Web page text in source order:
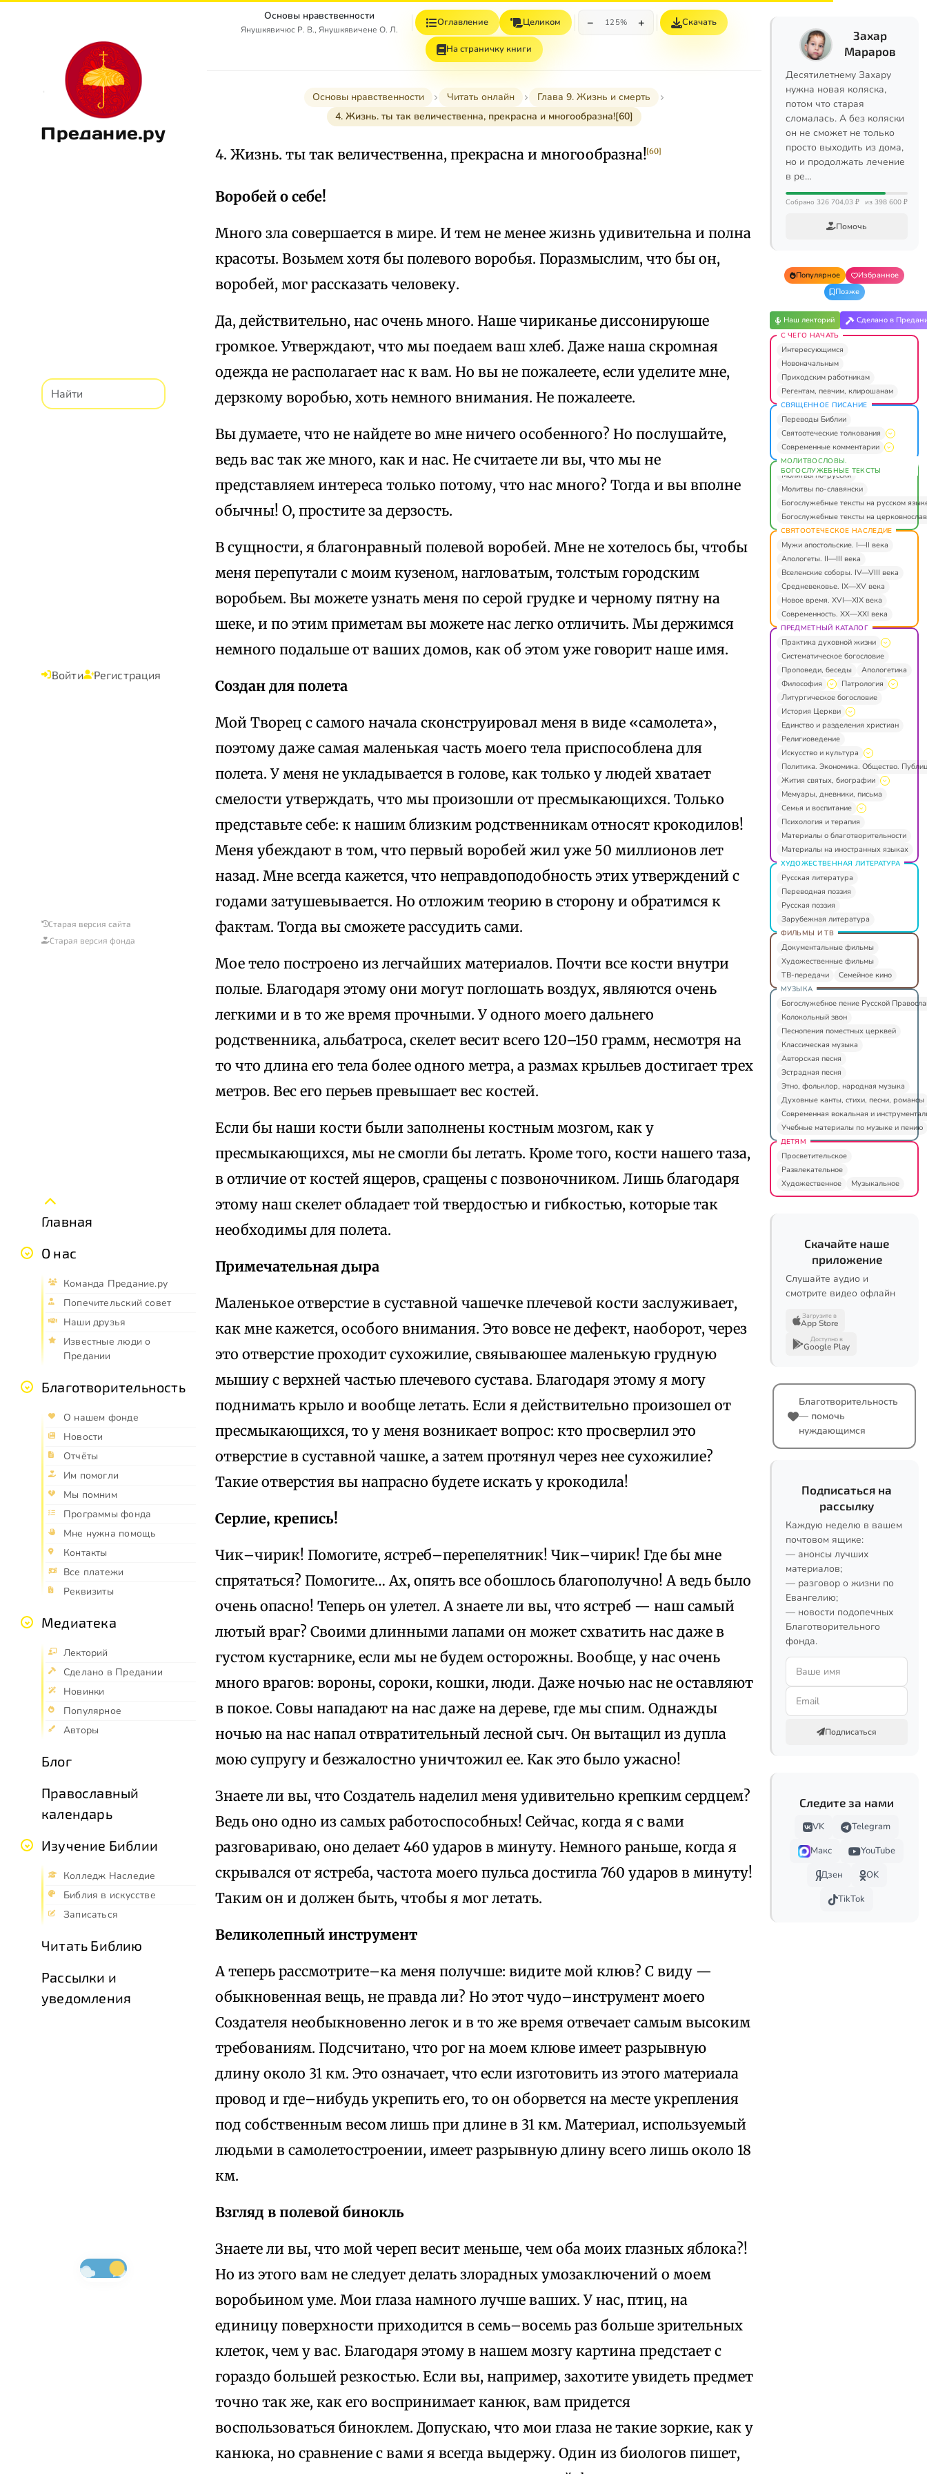
Предание.ру
Войти Регистрация
Старая версия сайта
Старая версия фонда
Главная
О нас
Команда Предание.ру
Попечительский совет
Наши друзья
Известные люди о
Предании
Благотворительность
О нашем фонде
Новости
Отчёты
Им помогли
Мы помним
Программы фонда
Мне нужна помощь
Контакты
Все платежи
Реквизиты
Медиатека
Лекторий
Сделано в Предании
Новинки
Популярное
Авторы
Блог
Православный
календарь
Изучение Библии
Колледж Наследие
Библия в искусстве
Записаться
Читать Библию
Рассылки и
уведомления
Основы нравственности
Янушкявичюс Р. В., Янушкявичене О. Л.
Оглавление Целиком − 125% + Скачать
На страничку книги
Основы нравственности Читать онлайн
Глава 9. Жизнь и смерть
4. Жизнь. ты так величественна, прекрасна и многообразна![60]
4. Жизнь. ты так величественна, прекрасна и многообразна![60]
Воробей о себе!
Много зла совершается в мире. И тем не менее жизнь удивительна и полна
красоты. Возьмем хотя бы полевого воробья. Поразмыслим, что бы он,
воробей, мог рассказать человеку.
Да, действительно, нас очень много. Наше чириканье диссонируюше
громкое. Утверждают, что мы поедаем ваш хлеб. Даже наша скромная
одежда не располагает нас к вам. Но вы не пожалеете, если уделите мне,
дерзкому воробью, хоть немного внимания. Не пожалеете.
Вы думаете, что не найдете во мне ничего особенного? Но послушайте,
ведь вас так же много, как и нас. Не считаете ли вы, что мы не
представляем интереса только потому, что нас много? Тогда и вы вполне
обычны! О, простите за дерзость.
В сущности, я благонравный полевой воробей. Мне не хотелось бы, чтобы
меня перепутали с моим кузеном, нагловатым, толстым городским
воробьем. Вы можете узнать меня по серой грудке и черному пятну на
шеке, и по этим приметам вы можете нас легко отличить. Мы держимся
немного подальше от ваших домов, как об этом уже говорит наше имя.
Создан для полета
Мой Творец с самого начала сконструировал меня в виде «самолета»,
поэтому даже самая маленькая часть моего тела приспособлена для
полета. У меня не укладывается в голове, как только у людей хватает
смелости утверждать, что мы произошли от пресмыкающихся. Только
представьте себе: к нашим близким родственникам относят крокодилов!
Меня убеждают в том, что первый воробей жил уже 50 миллионов лет
назад. Мне всегда кажется, что неправдоподобность этих утверждений с
годами затушевывается. Но отложим теорию в сторону и обратимся к
фактам. Тогда вы сможете рассудить сами.
Мое тело построено из легчайших материалов. Почти все кости внутри
полые. Благодаря этому они могут поглошать воздух, являются очень
легкими и в то же время прочными. У одного моего дальнего
родственника, альбатроса, скелет весит всего 120–150 грамм, несмотря на
то что длина его тела более одного метра, а размах крыльев достигает трех
метров. Вес его перьев превышает вес костей.
Если бы наши кости были заполнены костным мозгом, как у
пресмыкающихся, мы не смогли бы летать. Кроме того, кости нашего таза,
в отличие от костей ящеров, сращены с позвоночником. Лишь благодаря
этому наш скелет обладает той твердостью и гибкостью, которые так
необходимы для полета.
Примечательная дыра
Маленькое отверстие в суставной чашечке плечевой кости заслуживает,
как мне кажется, особого внимания. Это вовсе не дефект, наоборот, через
это отверстие проходит сухожилие, свяываюшее маленькую грудную
мышиу с верхней частью плечевого сустава. Благодаря этому я могу
поднимать крыло и вообще летать. Если я действительно произошел от
пресмыкающихся, то у меня возникает вопрос: кто просверлил это
отверстие в суставной чашке, а затем протянул через нее сухожилие?
Такие отверстия вы напрасно будете искать у крокодила!
Серлие, крепись!
Чик–чирик! Помогите, ястреб–перепелятник! Чик–чирик! Где бы мне
спрятаться? Помогите… Ах, опять все обошлось благополучно! А ведь было
очень опасно! Теперь он улетел. А знаете ли вы, что ястреб — наш самый
лютый враг? Своими длинными лапами он может схватить нас даже в
густом кустарнике, если мы не будем осторожны. Вообще, у нас очень
много врагов: вороны, сороки, кошки, люди. Даже ночью нас не оставляют
в покое. Совы нападают на нас даже на дереве, где мы спим. Однажды
ночью на нас напал отвратительный лесной сыч. Он вытащил из дупла
мою супругу и безжалостно уничтожил ее. Как это было ужасно!
Знаете ли вы, что Создатель наделил меня удивительно крепким сердцем?
Ведь оно одно из самых работоспособных! Сейчас, когда я с вами
разговариваю, оно делает 460 ударов в минуту. Немного раньше, когда я
скрывался от ястреба, частота моего пульса достигла 760 ударов в минуту!
Таким он и должен быть, чтобы я мог летать.
Великолепный инструмент
А теперь рассмотрите–ка меня получше: видите мой клюв? С виду —
обыкновенная вещь, не правда ли? Но этот чудо–инструмент моего
Создателя необыкновенно легок и в то же время отвечает самым высоким
требованиям. Подсчитано, что рог на моем клюве имеет разрывную
длину около 31 км. Это означает, что если изготовить из этого материала
провод и где–нибудь укрепить его, то он оборвется на месте укрепления
под собственным весом лишь при длине в 31 км. Материал, используемый
людьми в самолетостроении, имеет разрывную длину всего лишь около 18
км.
Взгляд в полевой бинокль
Знаете ли вы, что мой череп весит меньше, чем оба моих глазных яблока?!
Но из этого вам не следует делать злорадных умозаключений о моем
воробьином уме. Мои глаза намного лучше ваших. У нас, птиц, на
единицу поверхности приходится в семь–восемь раз больше зрительных
клеток, чем у вас. Благодаря этому в нашем мозгу картина предстает с
гораздо большей резкостью. Если вы, например, захотите увидеть предмет
точно так же, как его воспринимает канюк, вам придется
воспользоваться биноклем. Допускаю, что мои глаза не такие зоркие, как у
канюка, но сравнение с вами я всегда выдержу. Один из биологов пишет,
Захар
Мараров
Десятилетнему Захару
нужна новая коляска,
потом что старая
сломалась. А без коляски
он не сможет не только
просто выходить из дома,
но и продолжать лечение
в ре…
Собрано 326 704,03 ₽ из 398 600 ₽
Помочь
Популярное
Избранное
Позже
Наш лекторий Сделано в
С ЧЕГО НАЧАТЬ
Интересующимся
Новоначальным
Приходским работникам
Регентам, певчим, клирошанам
СВЯЩЕННОЕ ПИСАНИЕ
Переводы Библии
Святоотеческие толкования
Современные комментарии
МОЛИТВОСЛОВЫ.
БОГОСЛУЖЕБНЫЕ ТЕКСТЫ
Молитвы по-русски
Молитвы по-славянски
Богослужебные тексты на русском
Богослужебные тексты на
СВЯТООТЕЧЕСКОЕ НАСЛЕДИЕ
Мужи апостольские. I—II века
Апологеты. II—III века
Вселенские соборы. IV—VIII века
Средневековье. IX—XV века
Новое время. XVI—XIX века
Современность. XX—XXI века
ПРЕДМЕТНЫЙ КАТАЛОГ
Практика духовной жизни
Систематическое богословие
Проповеди, беседы
Апологетика
Философия
Патрология
Литургическое богословие
История Церкви
Единство и разделения христиан
Религиоведение
Искусство и культура
Политика. Экономика. Общество.
Жития святых, биографии
Мемуары, дневники, письма
Семья и воспитание
Психология и терапия
Материалы о благотворительности
Материалы на иностранных языках
ХУДОЖЕСТВЕННАЯ ЛИТЕРАТУРА
Русская литература
Переводная поэзия
Русская поэзия
Зарубежная литература
ФИЛЬМЫ И ТВ
Документальные фильмы
Художественные фильмы
ТВ-передачи
Семейное кино
МУЗЫКА
Богослужебное пение Русской
Колокольный звон
Песнопения поместных церквей
Классическая музыка
Авторская песня
Эстрадная песня
Этно, фольклор, народная музыка
Духовные канты, стихи, песни, романсы
Современная вокальная и
Учебные материалы по музыке и пению
ДЕТЯМ
Просветительское
Развлекательное
Художественное
Музыкальное
Скачайте наше
приложение
Слушайте аудио и
смотрите видео офлайн
Загрузите в
App Store
Доступно в
Google Play
Благотворительность
— помочь
нуждающимся
Подписаться на
рассылку
Каждую неделю в вашем
почтовом ящике:
— анонсы лучших
материалов;
— разговор о жизни по
Евангелию;
— новости подопечных
Благотворительного
фонда.
Подписаться
Следите за нами
VK
Telegram
Макс
YouTube
Дзен
OK
TikTok